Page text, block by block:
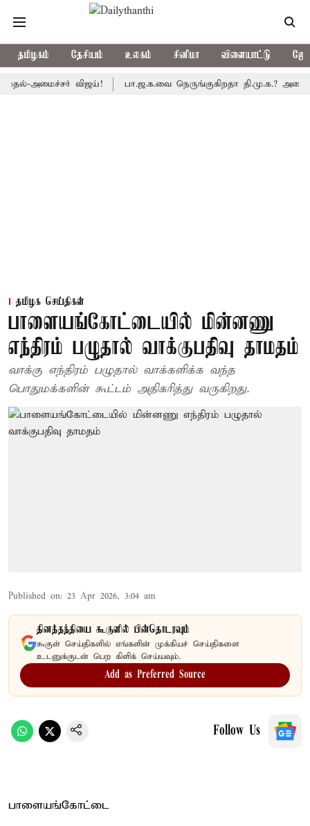
தமிழகம் தேசியம் உலகம் சினிமா விளையாட்டு
அமைச்சர் விஜய்! பா.ஜ.க.வை நெருங்குகிறதா தி.மு.க.?
தமிழக செய்திகள்
பாளையங்கோட்டையில் மின்னணு
எந்திரம் பழுதால் வாக்குபதிவு தாமதம்
வாக்கு எந்திரம் பழுதால் வாக்களிக்க வந்த
பொதுமக்களின் கூட்டம் அதிகரித்து வருகிறது.
Published on: 23 Apr 2026, 3:04 am
தினத்தந்தியை கூகுளில் பின்தொடரவும்
கூகுள் செய்திகளில் எங்களின் முக்கியச் செய்திகளை
உடனுக்குடன் பெற கிளிக் செய்யவும்.
Add as Preferred Source
Follow Us
பாளையங்கோட்டை